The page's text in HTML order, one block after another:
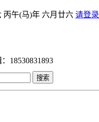
丙午(马)年 六月廿六 请登录
18530831893
搜索